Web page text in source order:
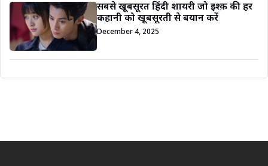
सबसे खूबसूरत हिंदी शायरी जो इश्क़ की हर
कहानी को खूबसूरती से बयान करें
December 4, 2025